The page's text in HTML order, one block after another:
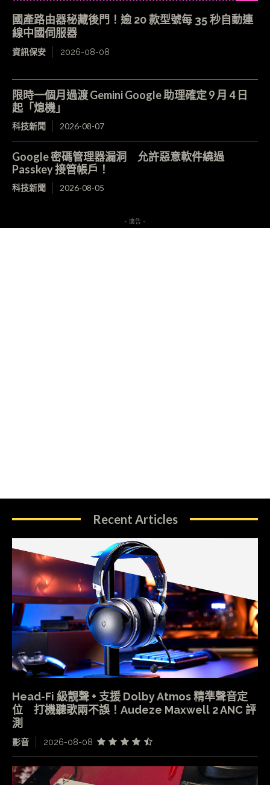
國產路由器秘藏後門！逾 20 款型號每 35 秒自動連
線中國伺服器
資訊保安 2026-08-08
限時一個月過渡 Gemini Google 助理確定 9 月 4 日
起「熄機」
科技新聞 2026-08-07
Google 密碼管理器漏洞 允許惡意軟件繞過
Passkey 接管帳戶！
科技新聞 2026-08-05
- 廣告 -
Recent Articles
Head-Fi 級靚聲 + 支援 Dolby Atmos 精準聲音定
位 打機聽歌兩不誤！Audeze Maxwell 2 ANC 評
測
影音 2026-08-08